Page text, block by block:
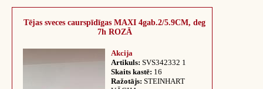
Tējas sveces caurspīdīgas MAXI 4gab.2/5.9CM, deg
7h ROZĀ
Akcija
Artikuls: SVS342332 1
Skaits kastē: 16
Ražotājs: STEINHART